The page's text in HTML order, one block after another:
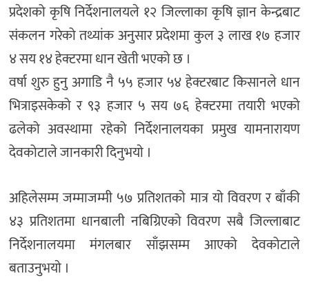
प्रदेशको कृषि निर्देशनालयले १२ जिल्लाका कृषि ज्ञान केन्द्रबाट
संकलन गरेको तथ्यांक अनुसार प्रदेशमा कुल ३ लाख १७ हजार
४ सय १४ हेक्टरमा धान खेती भएको छ ।
वर्षा शुरु हुनु अगाडि नै ५५ हजार ५४ हेक्टरबाट किसानले धान
भित्राइसकेको र ९३ हजार ५ सय ७६ हेक्टरमा तयारी भएको
ढलेको अवस्थामा रहेको निर्देशनालयका प्रमुख यामनारायण
देवकोटाले जानकारी दिनुभयाे ।
अहिलेसम्म जम्माजम्मी ५७ प्रतिशतको मात्र यो विवरण र बाँकी
४३ प्रतिशतमा धानबाली नबिग्रिएको विवरण सबै जिल्लाबाट
निर्देशनालयमा मंगलबार साँझसम्म आएको देवकोटाले
बताउनुभयाे ।